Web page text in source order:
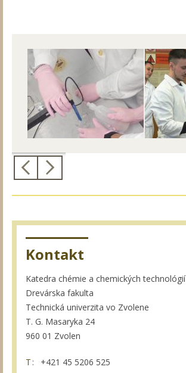
Kontakt
Katedra chémie a chemických technológií
Drevárska fakulta
Technická univerzita vo Zvolene
T. G. Masaryka 24
960 01 Zvolen
T:
+421 45 5206 525